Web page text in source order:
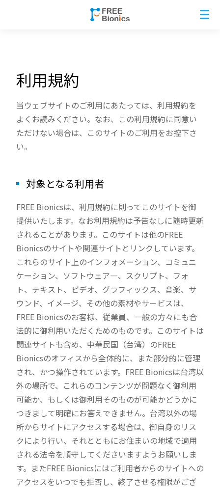
利用規約
当ウェブサイトのご利用にあたっては、利用規約を
よくお読みください。なお、この利用規約に同意い
ただけない場合は、このサイトのご利用をお控下さ
い。
対象となる利用者
FREE Bionicsは、利用規約に則ってこのサイトを御
提供いたします。なお利用規約は予告なしに随時更新
されることがあります。このサイトは他のFREE
Bionicsのサイトや関連サイトとリンクしています。
これらのサイト上のインフォメーション、コミュニ
ケーション、ソフトウェア―、スクリプト、フォ
ト、テキスト、ビデオ、グラフィックス、音楽、サ
ウンド、イメージ、その他の素材やサービスは、
FREE Bionicsのお客様、従業員、一般の方々にも合
法的に御利用いただくためのものです。このサイトは
関連サイトも含め、中華民国（台湾）のFREE
Bionicsのオフィスから全体的に、また部分的に管理
され、かつ操作されています。FREE Bionicsは台湾以
外の場所で、これらのコンテンツが問題なく御利用
可能か、もしくは御利用そのものが可能かどうかに
つきまして明確にお答えできません。台湾以外の場
所からサイトにアクセスする場合は、御自身のリス
クにより行い、それとともにお住まいの地域で適用
される法令を順守してくださいますようお願いしま
す。またFREE Bionicsにはご利用者からのサイトへの
アクセスをいつでも拒否し、終了させる権限がござ